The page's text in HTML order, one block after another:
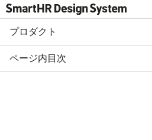
プロダクト
ページ内目次